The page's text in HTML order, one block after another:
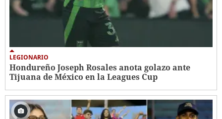
LEGIONARIO
Hondureño Joseph Rosales anota golazo ante
Tijuana de México en la Leagues Cup